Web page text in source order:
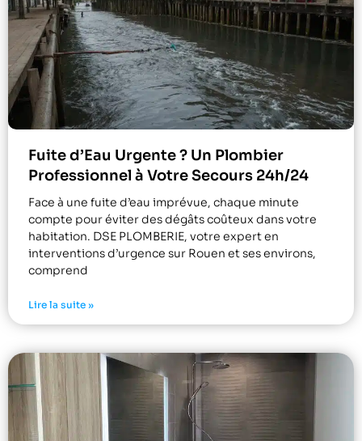
Fuite d’Eau Urgente ? Un Plombier
Professionnel à Votre Secours 24h/24
Face à une fuite d’eau imprévue, chaque minute
compte pour éviter des dégâts coûteux dans votre
habitation. DSE PLOMBERIE, votre expert en
interventions d’urgence sur Rouen et ses environs,
comprend
Lire la suite »